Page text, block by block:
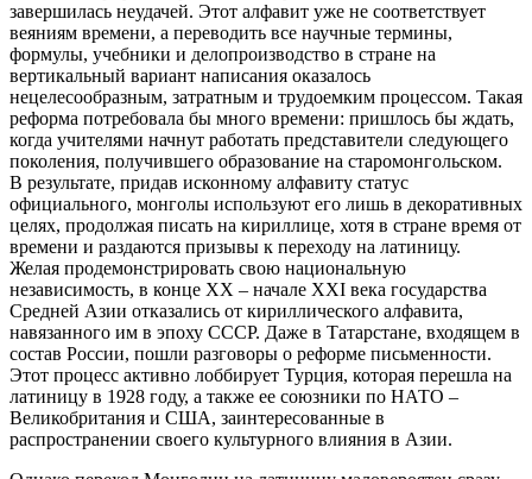
завершилась неудачей. Этот алфавит уже не соответствует
веяниям времени, а переводить все научные термины,
формулы, учебники и делопроизводство в стране на
вертикальный вариант написания оказалось
нецелесообразным, затратным и трудоемким процессом. Такая
реформа потребовала бы много времени: пришлось бы ждать,
когда учителями начнут работать представители следующего
поколения, получившего образование на старомонгольском.
В результате, придав исконному алфавиту статус
официального, монголы используют его лишь в декоративных
целях, продолжая писать на кириллице, хотя в стране время от
времени и раздаются призывы к переходу на латиницу.
Желая продемонстрировать свою национальную
независимость, в конце ХХ – начале XXI века государства
Средней Азии отказались от кириллического алфавита,
навязанного им в эпоху СССР. Даже в Татарстане, входящем в
состав России, пошли разговоры о реформе письменности.
Этот процесс активно лоббирует Турция, которая перешла на
латиницу в 1928 году, а также ее союзники по НАТО –
Великобритания и США, заинтересованные в
распространении своего культурного влияния в Азии.